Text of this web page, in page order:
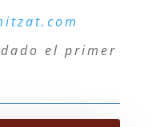
el primer